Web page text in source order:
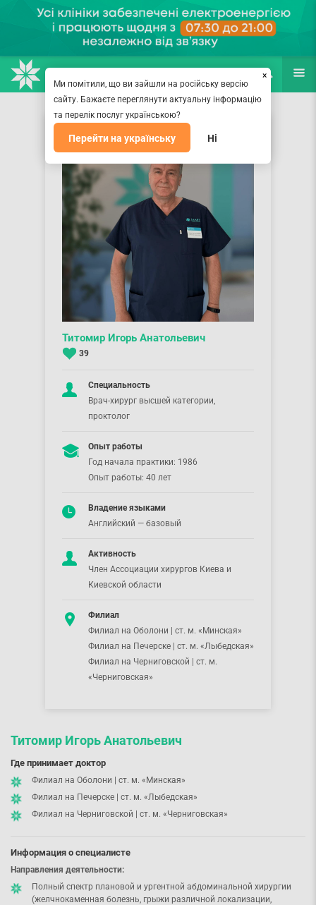
(067) 127-03-03
ПОИСК ЕЩЁ
Титомир Игорь Анатольевич
39
Специальность
Врач-хирург высшей категории,
проктолог
Опыт работы
Год начала практики: 1986
Опыт работы: 40 лет
Владение языками
Английский — базовый
Активность
Член Ассоциации хирургов Киева и
Киевской области
Филиал
Филиал на Оболони | ст. м. «Минская»
Филиал на Печерске | ст. м. «Лыбедская»
Филиал на Черниговской | ст. м.
«Черниговская»
Титомир Игорь Анатольевич
Где принимает доктор
Филиал на Оболони | ст. м. «Минская»
Филиал на Печерске | ст. м. «Лыбедская»
Филиал на Черниговской | ст. м. «Черниговская»
Информация о специалисте
Направления деятельности:
Полный спектр плановой и ургентной абдоминальной хирургии
(желчнокаменная болезнь, грыжи различной локализации,
×
Ми помітили, що ви зайшли на російську версію
сайту. Бажаєте переглянути актуальну інформацію
та перелік послуг українською?
Перейти на українську Ні